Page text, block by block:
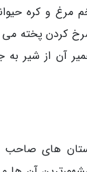
مرغ و کره
کردن پخته می
آن از شیر به
های صاحب